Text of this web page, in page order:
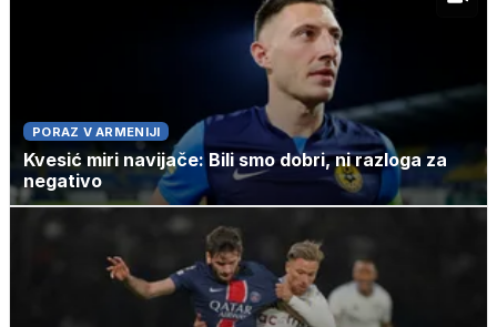
PORAZ V ARMENIJI
Kvesić miri navijače: Bili smo dobri, ni razloga za
negativo